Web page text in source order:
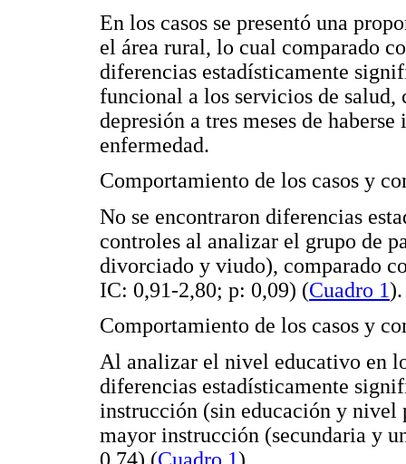
En los casos se presentó una
el área rural, lo cual comparado
diferencias estadísticamente
funcional a los servicios de
depresión a tres meses de
enfermedad.
Comportamiento de los casos y
No se encontraron diferencias
controles al analizar el grupo de
divorciado y viudo), comparado
IC: 0,91-2,80; p: 0,09) (Cuadro 1).
Comportamiento de los casos y
Al analizar el nivel educativo en
diferencias estadísticamente
instrucción (sin educación y nivel
mayor instrucción (secundaria y